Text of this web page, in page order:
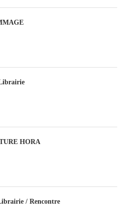
HORA
/ Rencontre